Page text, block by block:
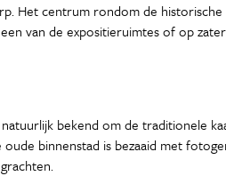
Het centrum rondom de
van de expositieruimtes of op
bekend om de traditionele
binnenstad is bezaaid met